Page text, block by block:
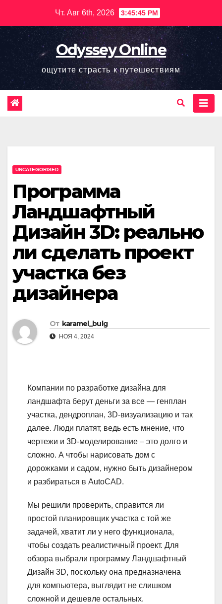
содержимому
Чт. Авг 6th, 2026 3:45:46 PM
Odyssey Online
ощутите страсть к путешествиям
UNCATEGORISED
Программа
Ландшафтный
Дизайн 3D: реально
ли сделать проект
участка без
дизайнера
От karamel_bulg
НОЯ 4, 2024
Компании по разработке дизайна для
ландшафта берут деньги за все — генплан
участка, дендроплан, 3D-визуализацию и так
далее. Люди платят, ведь есть мнение, что
чертежи и 3D-моделирование – это долго и
сложно. А чтобы нарисовать дом с
дорожками и садом, нужно быть дизайнером
и разбираться в AutoCAD.
Мы решили проверить, справится ли
простой планировщик участка с той же
задачей, хватит ли у него функционала,
чтобы создать реалистичный проект. Для
обзора выбрали программу Ландшафтный
Дизайн 3D, поскольку она предназначена
для компьютера, выглядит не слишком
сложной и дешевле остальных.